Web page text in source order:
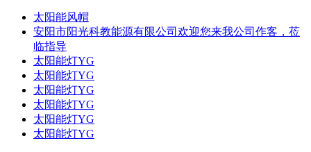
太阳能风帽
安阳市阳光科教能源有限公司欢迎您来我公司作客，莅
临指导
太阳能灯YG
太阳能灯YG
太阳能灯YG
太阳能灯YG
太阳能灯YG
太阳能灯YG